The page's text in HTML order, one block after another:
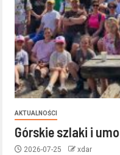
AKTUALNOŚCI
Górskie szlaki i
2026-07-25 xdar